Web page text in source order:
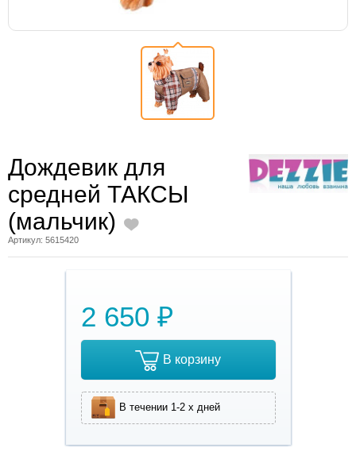
Дождевик для
средней ТАКСЫ
(мальчик)
Артикул: 5615420
2 650 ₽
В корзину
В течении 1-2 х дней